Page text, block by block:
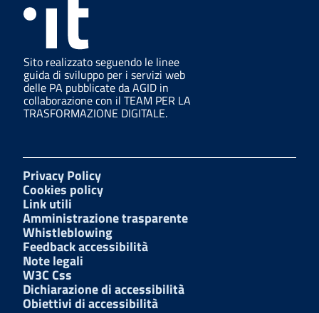
Sito realizzato seguendo le linee
guida di sviluppo per i servizi web
delle PA pubblicate da AGID in
collaborazione con il TEAM PER LA
TRASFORMAZIONE DIGITALE.
Privacy Policy
Cookies policy
Link utili
Amministrazione trasparente
Whistleblowing
Feedback accessibilità
Note legali
W3C Css
Dichiarazione di accessibilità
Obiettivi di accessibilità